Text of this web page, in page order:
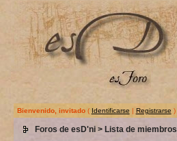
Bienvenido, invitado( Identificarse | Registrarse )
Foros de esD'ni> Lista de miembros